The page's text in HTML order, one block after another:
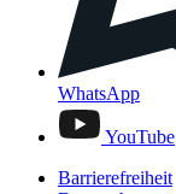
WhatsApp
YouTube
Barrierefreiheit